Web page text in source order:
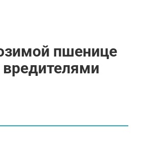
пшенице
вредителями